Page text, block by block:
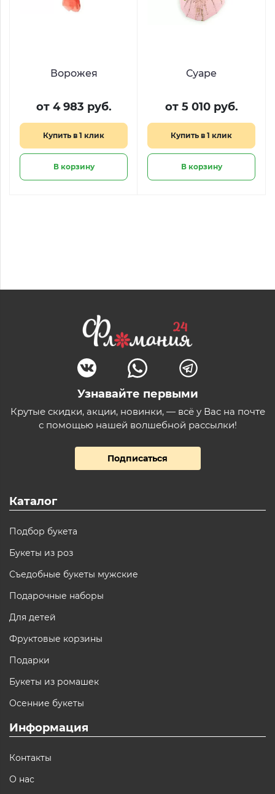
Ворожея
от 4 983 руб.
Купить в 1 клик
В корзину
Суаре
от 5 010 руб.
Купить в 1 клик
В корзину
Узнавайте первыми
Крутые скидки, акции, новинки, — всё у Вас на почте
с помощью нашей волшебной рассылки!
Подписаться
Каталог
Подбор букета
Букеты из роз
Съедобные букеты мужские
Подарочные наборы
Для детей
Фруктовые корзины
Подарки
Букеты из ромашек
Осенние букеты
Информация
Контакты
О нас